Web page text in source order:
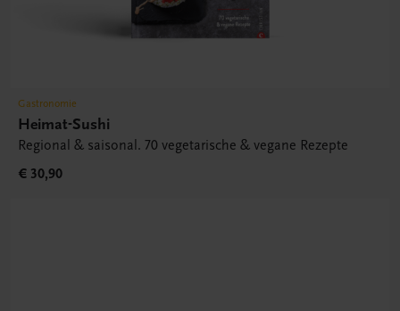
Gastronomie
Heimat-Sushi
Regional & saisonal. 70 vegetarische & vegane Rezepte
€ 30,90